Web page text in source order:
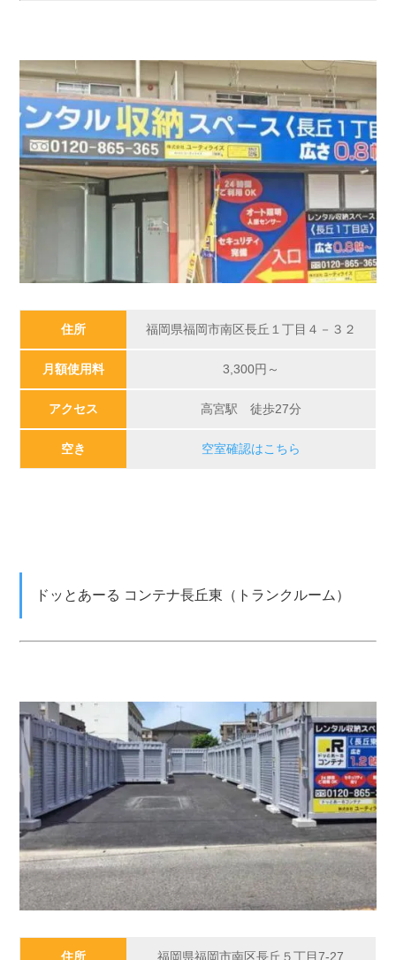
住所 福岡県福岡市南区長丘１丁目４－３２
月額使用料 3,300円～
アクセス 高宮駅 徒歩27分
空き 空室確認はこちら
ドッとあーる コンテナ長丘東（トランクルーム）
住所 福岡県福岡市南区長丘５丁目7-27